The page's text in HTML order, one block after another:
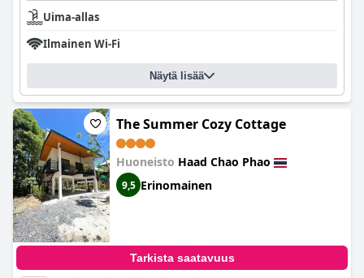
Uima-allas
Ilmainen Wi-Fi
Näytä lisää
The Summer Cozy Cottage
Huoneisto Haad Chao Phao
9,5 Erinomainen
Tarkista saatavuus